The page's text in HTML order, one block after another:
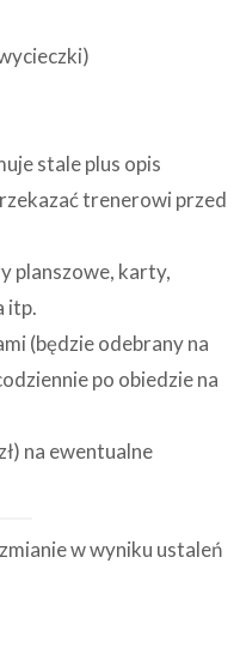
stale plus opis
trenerowi przed
planszowe, karty,
itp.
(będzie odebrany na
po obiedzie na
na ewentualne
w wyniku ustaleń